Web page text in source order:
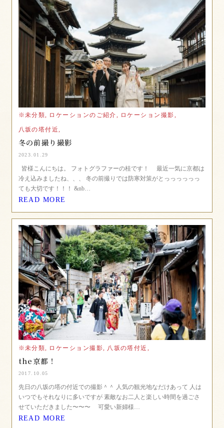
※未分類, ロケーションのご紹介, ロケーション撮影,
八坂の塔付近,
冬の前撮り撮影
2023.01.29
皆様こんにちは。 フォトグラファーの桂です！ 最近一気に京都は
冷え込みましたね、、、 冬の前撮りでは防寒対策がとっっっっっっ
ても大切です！！！ &nb…
READ MORE
※未分類, ロケーション撮影, 八坂の塔付近,
the京都！
2017.10.05
先日の八坂の塔の付近での撮影＾＾ 人気の観光地なだけあって 人は
いつでもそれなりに多いですが 素敵なお二人と楽しい時間を過ごさ
せていただきました〜〜〜 可愛い新婦様…
READ MORE